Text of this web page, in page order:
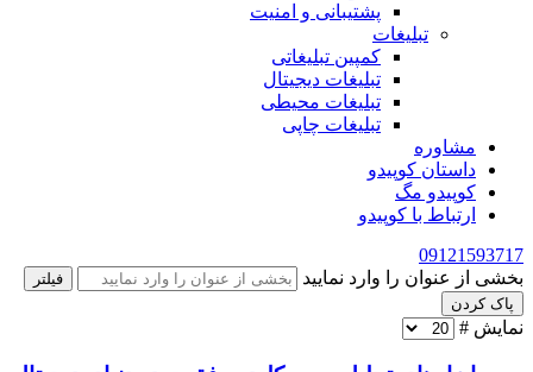
پشتیبانی و امنیت
تبلیغات
کمپین تبلیغاتی
تبلیغات دیجیتال
تبلیغات محیطی
تبلیغات چاپی
مشاوره
داستان کوپیدو
کوپیدو مگ
ارتباط با کوپیدو
09121593717
بخشی از عنوان را وارد نمایید
فیلتر
پاک کردن
نمایش #